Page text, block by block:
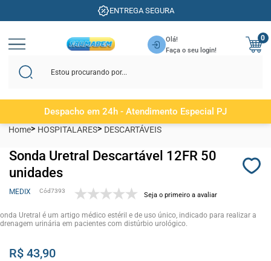
ENTREGA SEGURA
Olá!
Faça o seu login!
0
Despacho em 24h - Atendimento Especial PJ
Home HOSPITALARES DESCARTÁVEIS
Sonda Uretral Descartável 12FR 50
unidades
MEDIX 7393 Seja o primeiro a avaliar
onda Uretral é um artigo médico estéril e de uso único, indicado para realizar a
drenagem urinária em pacientes com distúrbio urológico.
R$ 43,90